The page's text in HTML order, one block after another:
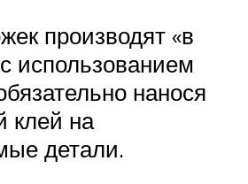
производят «в
использованием
нанося
клей на
детали.